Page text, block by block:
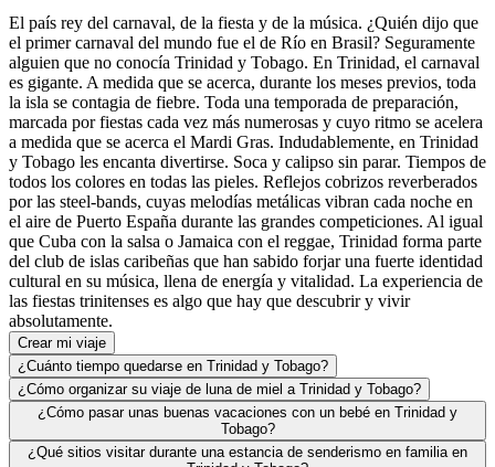
El país rey del carnaval, de la fiesta y de la música. ¿Quién dijo que
el primer carnaval del mundo fue el de Río en Brasil? Seguramente
alguien que no conocía Trinidad y Tobago. En Trinidad, el carnaval
es gigante. A medida que se acerca, durante los meses previos, toda
la isla se contagia de fiebre. Toda una temporada de preparación,
marcada por fiestas cada vez más numerosas y cuyo ritmo se acelera
a medida que se acerca el Mardi Gras. Indudablemente, en Trinidad
y Tobago les encanta divertirse. Soca y calipso sin parar. Tiempos de
todos los colores en todas las pieles. Reflejos cobrizos reverberados
por las steel-bands, cuyas melodías metálicas vibran cada noche en
el aire de Puerto España durante las grandes competiciones. Al igual
que Cuba con la salsa o Jamaica con el reggae, Trinidad forma parte
del club de islas caribeñas que han sabido forjar una fuerte identidad
cultural en su música, llena de energía y vitalidad. La experiencia de
las fiestas trinitenses es algo que hay que descubrir y vivir
absolutamente.
Crear mi viaje
¿Cuánto tiempo quedarse en Trinidad y Tobago?
¿Cómo organizar su viaje de luna de miel a Trinidad y Tobago?
¿Cómo pasar unas buenas vacaciones con un bebé en Trinidad y
Tobago?
¿Qué sitios visitar durante una estancia de senderismo en familia en